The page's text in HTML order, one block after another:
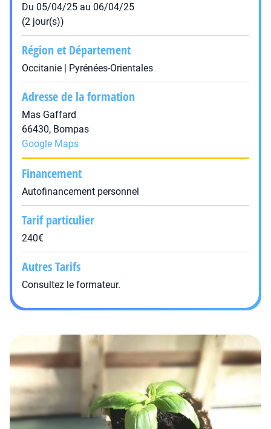
Du 05/04/25 au 06/04/25
(2 jour(s))
Région et Département
Occitanie | Pyrénées-Orientales
Adresse de la formation
Mas Gaffard
66430, Bompas
Google Maps
Financement
Autofinancement personnel
Tarif particulier
240€
Autres Tarifs
Consultez le formateur.